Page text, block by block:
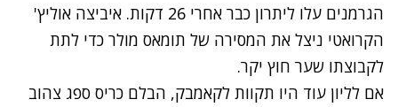
הגרמנים עלו ליתרון כבר אחרי 26 דקות. איביצה אוליץ'
הקרואטי ניצל את המסירה של תומאס מולר כדי לתת
לקבוצתו שער חוץ יקר.
אם לליון עוד היו תקוות לקאמבק, הבלם כריס ספג צהוב